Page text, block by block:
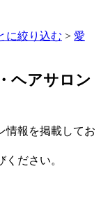
に絞り込む > 愛
ヘアサロン
情報を掲載してお
ください。